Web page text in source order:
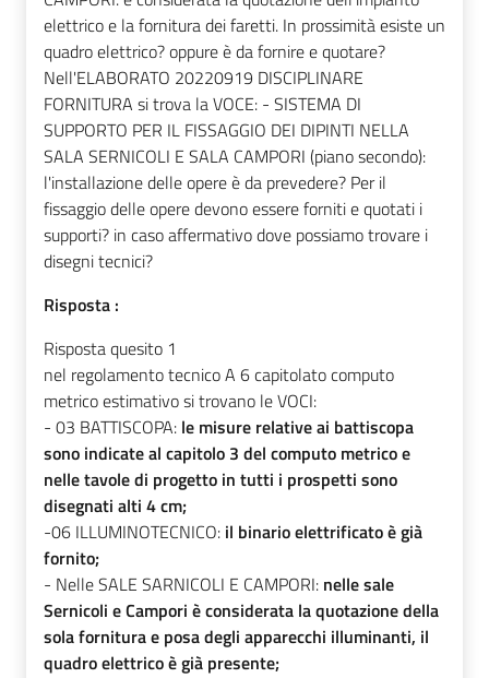
elettrico e la fornitura dei faretti. In prossimità esiste un
quadro elettrico? oppure è da fornire e quotare?
Nell'ELABORATO 20220919 DISCIPLINARE
FORNITURA si trova la VOCE: - SISTEMA DI
SUPPORTO PER IL FISSAGGIO DEI DIPINTI NELLA
SALA SERNICOLI E SALA CAMPORI (piano secondo):
l'installazione delle opere è da prevedere? Per il
fissaggio delle opere devono essere forniti e quotati i
supporti? in caso affermativo dove possiamo trovare i
disegni tecnici?
Risposta :
Risposta quesito 1
nel regolamento tecnico A 6 capitolato computo
metrico estimativo si trovano le VOCI:
- 03 BATTISCOPA: le misure relative ai battiscopa
sono indicate al capitolo 3 del computo metrico e
nelle tavole di progetto in tutti i prospetti sono
disegnati alti 4 cm;
-06 ILLUMINOTECNICO: il binario elettrificato è già
fornito;
- Nelle SALE SARNICOLI E CAMPORI: nelle sale
Sernicoli e Campori è considerata la quotazione della
sola fornitura e posa degli apparecchi illuminanti, il
quadro elettrico è già presente;